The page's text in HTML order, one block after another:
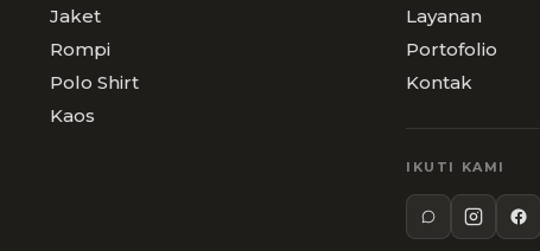
Jaket
Rompi
Polo Shirt
Kaos
Layanan
Portofolio
Kontak
IKUTI KAMI